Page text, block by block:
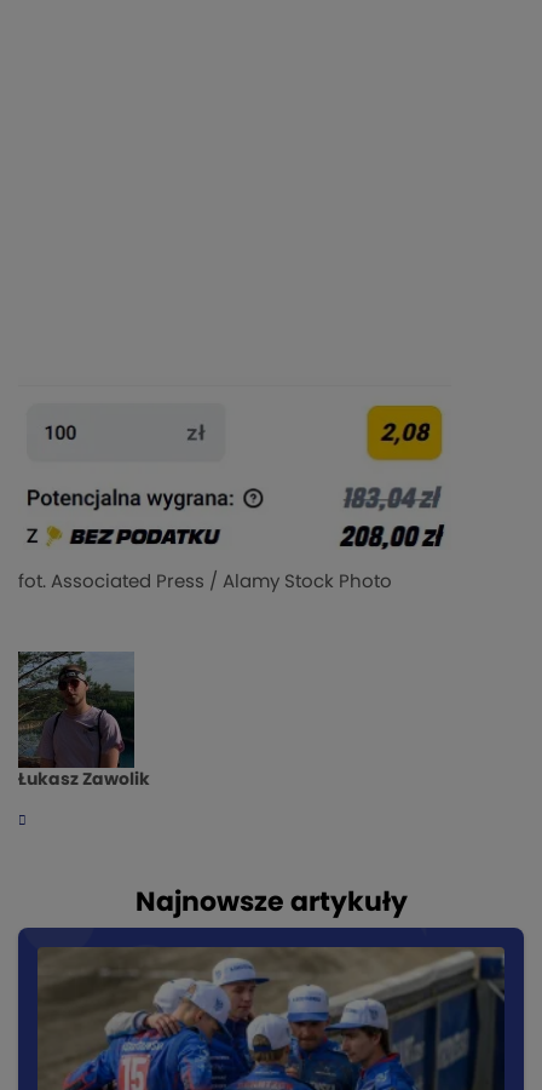
fot. Associated Press / Alamy Stock Photo
Łukasz Zawolik
Najnowsze artykuły